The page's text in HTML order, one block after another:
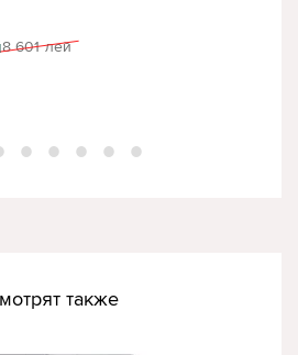
8 601 лей
также